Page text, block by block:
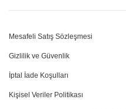
Mesafeli Satış Sözleşmesi
Gizlilik ve Güvenlik
İptal İade Koşulları
Kişisel Veriler Politikası